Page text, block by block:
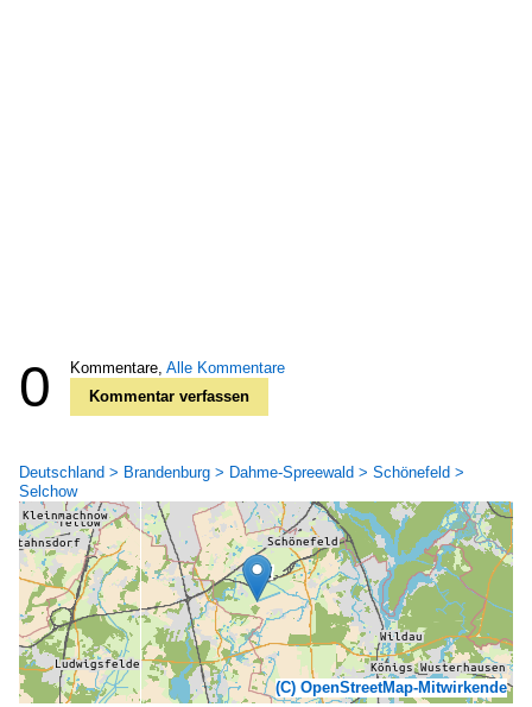
0 Kommentare, Alle Kommentare
Kommentar verfassen
Deutschland > Brandenburg > Dahme-Spreewald > Schönefeld >
Selchow
(C) OpenStreetMap-Mitwirkende